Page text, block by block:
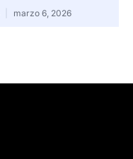
marzo 6, 2026